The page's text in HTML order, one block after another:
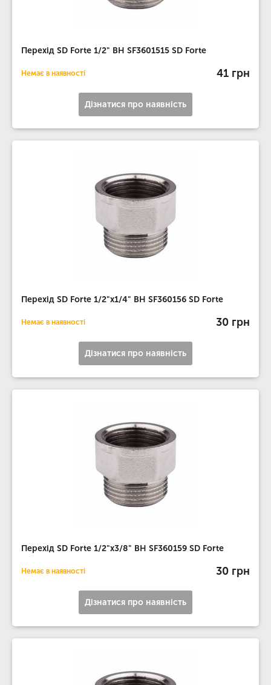
Перехід SD Forte 1/2" ВН SF3601515 SD Forte
Немає в наявності 41 грн
Дізнатися про наявність
Перехід SD Forte 1/2"х1/4" ВН SF360156 SD Forte
Немає в наявності 30 грн
Дізнатися про наявність
Перехід SD Forte 1/2"х3/8" ВН SF360159 SD Forte
Немає в наявності 30 грн
Дізнатися про наявність